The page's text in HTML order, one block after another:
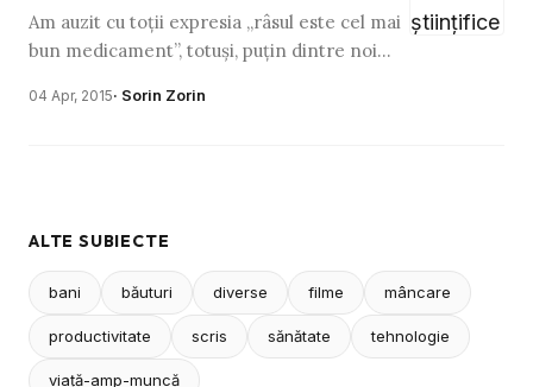
Am auzit cu toţii expresia „râsul este cel mai
bun medicament”, totuşi, puţin dintre noi
cercetători. …
04 Apr, 2015· Sorin Zorin
ALTE SUBIECTE
bani băuturi diverse filme mâncare
productivitate scris sănătate tehnologie
viaţă-amp-muncă